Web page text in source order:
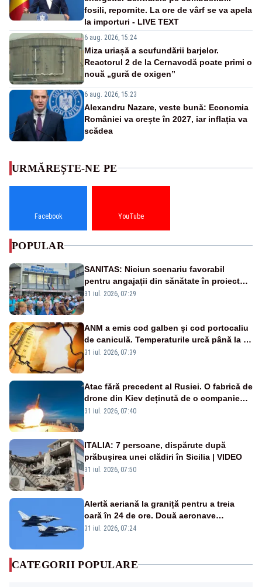
fosili, repornite. La ore de vârf se va apela
la importuri - LIVE TEXT
6 aug. 2026, 15:24
Miza uriașă a scufundării barjelor.
Reactorul 2 de la Cernavodă poate primi o
nouă „gură de oxigen”
6 aug. 2026, 15:23
Alexandru Nazare, veste bună: Economia
României va crește în 2027, iar inflația va
scădea
URMĂREȘTE-NE PE
Facebook YouTube
POPULAR
SANITAS: Niciun scenariu favorabil
pentru angajații din sănătate în proiectul
Legii salarizării
31 iul. 2026, 07:29
ANM a emis cod galben și cod portocaliu
de caniculă. Temperaturile urcă până la 38
de grade, iar nopțile devin tropicale
31 iul. 2026, 07:39
Atac fără precedent al Rusiei. O fabrică de
drone din Kiev deținută de o companie
americană, distrusă de o rachetă
31 iul. 2026, 07:40
ITALIA: 7 persoane, dispărute după
prăbușirea unei clădiri în Sicilia | VIDEO
31 iul. 2026, 07:50
Alertă aeriană la graniță pentru a treia
oară în 24 de ore. Două aeronave
Eurofighter britanice au fost ridicate de la
31 iul. 2026, 07:24
CATEGORII POPULARE